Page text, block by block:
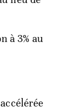
à 3% au